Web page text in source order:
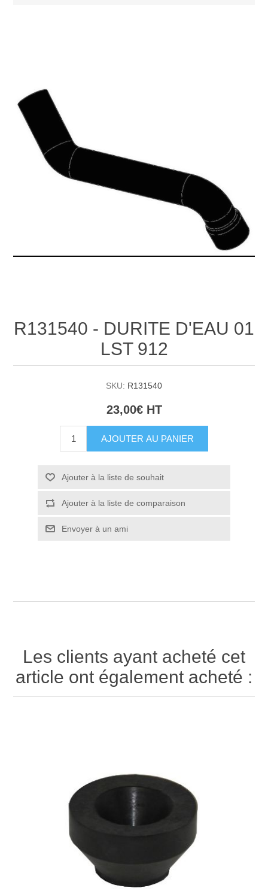
R131540 - DURITE D'EAU 01
LST 912
SKU: R131540
23,00€ HT
AJOUTER AU PANIER
Ajouter à la liste de souhait
Ajouter à la liste de comparaison
Envoyer à un ami
Les clients ayant acheté cet
article ont également acheté :